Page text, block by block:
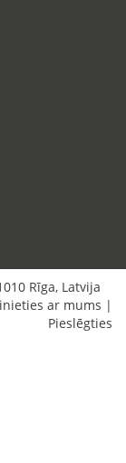
Rīga, Latvija
ar mums |
Pieslēgties